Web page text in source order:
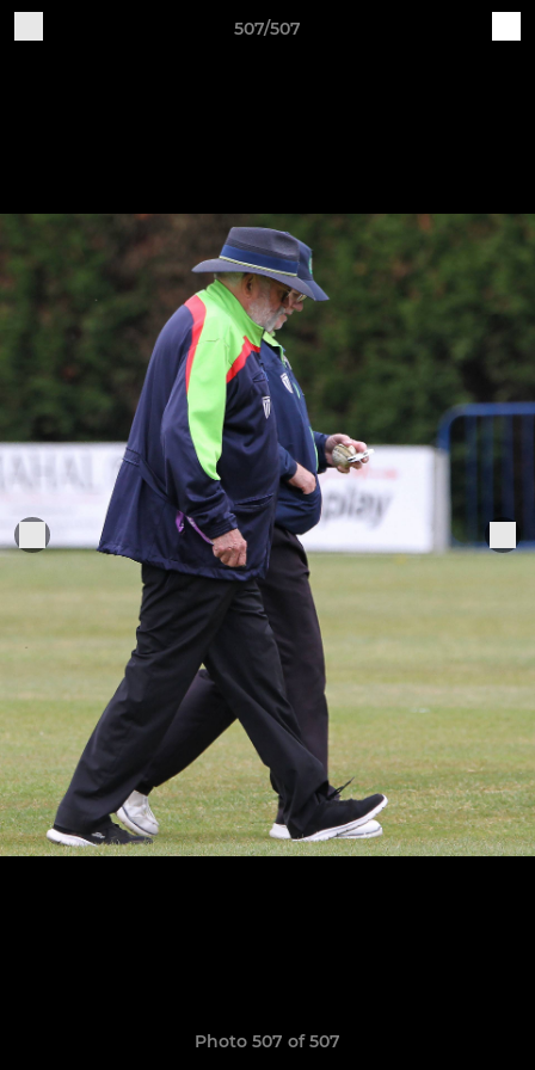
507/507
Photo 507 of 507